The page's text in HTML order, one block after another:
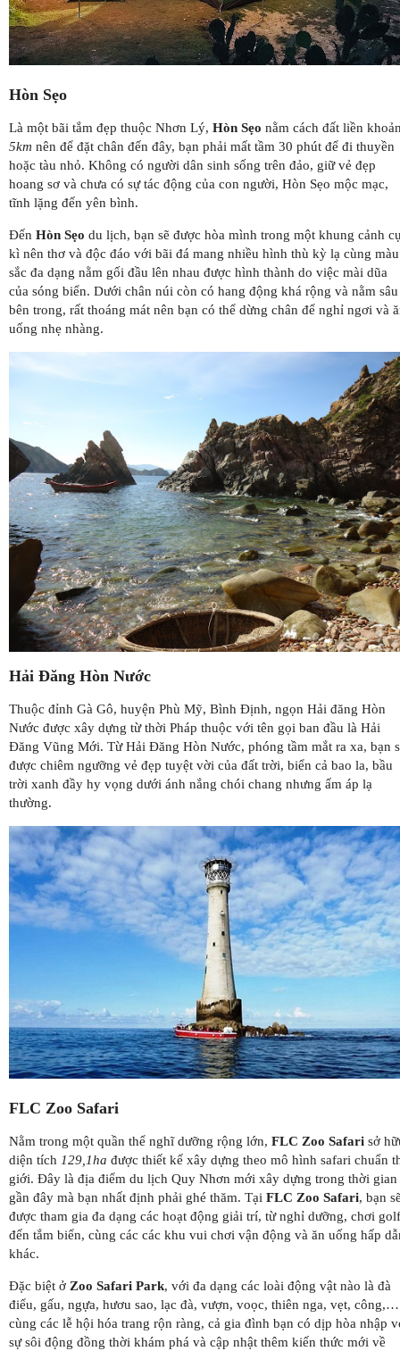
Hòn Sẹo
Là một bãi tắm đẹp thuộc Nhơn Lý, Hòn Sẹo nằm cách đất liền
5km nên để đặt chân đến đây, bạn phải mất tầm 30 phút để đi thuyền
hoặc tàu nhỏ. Không có người dân sinh sống trên đảo, giữ vẻ đẹp
hoang sơ và chưa có sự tác động của con người, Hòn Sẹo mộc mạc,
tĩnh lặng đến yên bình.
Đến Hòn Sẹo du lịch, bạn sẽ được hòa mình trong một khung cảnh
kì nên thơ và độc đáo với bãi đá mang nhiều hình thù kỳ lạ cùng màu
sắc đa dạng nằm gối đầu lên nhau được hình thành do việc mài dũa
của sóng biển. Dưới chân núi còn có hang động khá rộng và nằm sâu
bên trong, rất thoáng mát nên bạn có thể dừng chân để nghỉ ngơi và
uống nhẹ nhàng.
Hải Đăng Hòn Nước
Thuộc đỉnh Gà Gô, huyện Phù Mỹ, Bình Định, ngọn Hải đăng Hòn
Nước được xây dựng từ thời Pháp thuộc với tên gọi ban đầu là Hải
Đăng Vũng Mới. Từ Hải Đăng Hòn Nước, phóng tầm mắt ra xa, bạn
được chiêm ngưỡng vẻ đẹp tuyệt vời của đất trời, biển cả bao la, bầu
trời xanh đầy hy vọng dưới ánh nắng chói chang nhưng ấm áp lạ
thường.
FLC Zoo Safari
Nằm trong một quần thể nghĩ dưỡng rộng lớn, FLC Zoo Safari sở
diện tích 129,1ha được thiết kế xây dựng theo mô hình safari chuẩn
giới. Đây là địa điểm du lịch Quy Nhơn mới xây dựng trong thời gian
gần đây mà bạn nhất định phải ghé thăm. Tại FLC Zoo Safari, bạn
được tham gia đa dạng các hoạt động giải trí, từ nghỉ dưỡng, chơi golf
đến tắm biển, cùng các các khu vui chơi vận động và ăn uống hấp
khác.
Đặc biệt ở Zoo Safari Park, với đa dạng các loài động vật nào là đà
điểu, gấu, ngựa, hươu sao, lạc đà, vượn, voọc, thiên nga, vẹt, công,…
cùng các lễ hội hóa trang rộn ràng, cả gia đình bạn có dịp hòa nhập
sự sôi động đồng thời khám phá và cập nhật thêm kiến thức mới về